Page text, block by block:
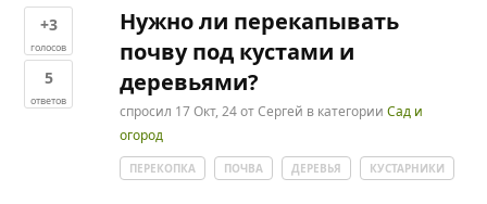
+3
голосов
5
ответов
Нужно ли перекапывать
почву под кустами и
деревьями?
спросил 17 Окт, 24отСергей в категорииСад и
огород
ПЕРЕКОПКА ПОЧВА ДЕРЕВЬЯ КУСТАРНИКИ